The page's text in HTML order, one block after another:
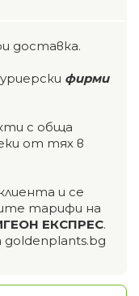
доставка.
фирми
с обща
от тях в
и се
тарифи на
ЕКСПРЕС.
goldenplants.bg